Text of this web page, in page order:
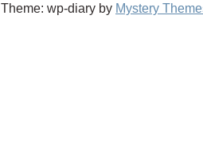
Theme: wp-diary by Mystery